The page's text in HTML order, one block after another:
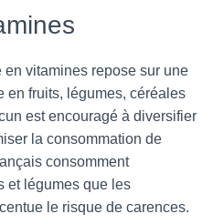
en vitamines repose sur une
en fruits, légumes, céréales
est encouragé à diversifier
la consommation de
consomment
et légumes que les
le risque de carences.